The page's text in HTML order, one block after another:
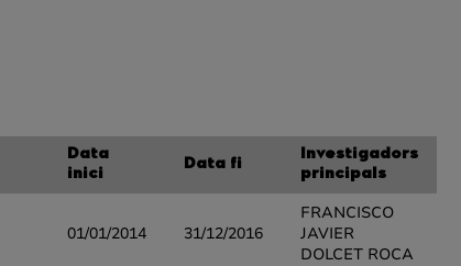
Data
inici
Data fi
Investigadors
principals
01/01/2014 31/12/2016
FRANCISCO
JAVIER
DOLCET ROCA